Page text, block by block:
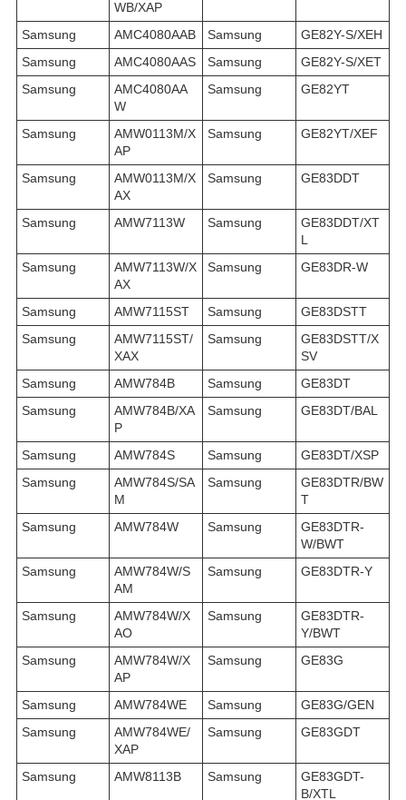
WB/XAP
Samsung AMC4080AAB Samsung
GE82Y-S/XEH
Samsung
AMC4080AAS Samsung
GE82Y-S/XET
Samsung
AMC4080AA
W
Samsung GE82YT
Samsung
AMW0113M/X
AP
Samsung GE82YT/XEF
Samsung
AMW0113M/X
AX
Samsung GE83DDT
Samsung AMW7113W Samsung
GE83DDT/XT
L
Samsung
AMW7113W/X
AX
Samsung GE83DR-W
Samsung AMW7115ST Samsung
GE83DSTT
Samsung
AMW7115ST/
XAX
Samsung
GE83DSTT/X
SV
Samsung
AMW784B Samsung
GE83DT
Samsung
AMW784B/XA
P
Samsung GE83DT/BAL
Samsung AMW784S Samsung
GE83DT/XSP
Samsung
AMW784S/SA
M
Samsung
GE83DTR/BW
T
Samsung
AMW784W Samsung
GE83DTR-
W/BWT
Samsung
AMW784W/S
AM
Samsung GE83DTR-Y
Samsung
AMW784W/X
AO
Samsung
GE83DTR-
Y/BWT
Samsung
AMW784W/X
AP
Samsung GE83G
Samsung AMW784WE Samsung
GE83G/GEN
Samsung
AMW784WE/
XAP
Samsung GE83GDT
Samsung AMW8113B Samsung
GE83GDT-
B/XTL